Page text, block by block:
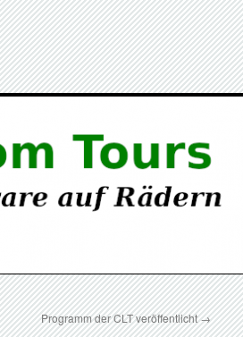
Programm der CLT veröffentlicht→